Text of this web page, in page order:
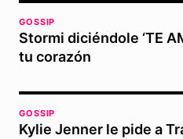
GOSSIP
Stormi diciéndole ‘TE
tu corazón
GOSSIP
Kylie Jenner le pide a